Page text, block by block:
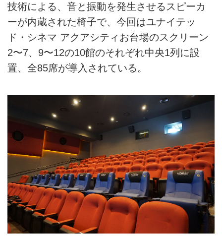
技術による、音と振動を発生させるスピーカ
ーが内蔵された椅子で、今回はユナイテッ
ド・シネマ アクアシティお台場のスクリーン
2〜7、9〜12の10館のそれぞれ中央1列に設
置、全85席が導入されている。